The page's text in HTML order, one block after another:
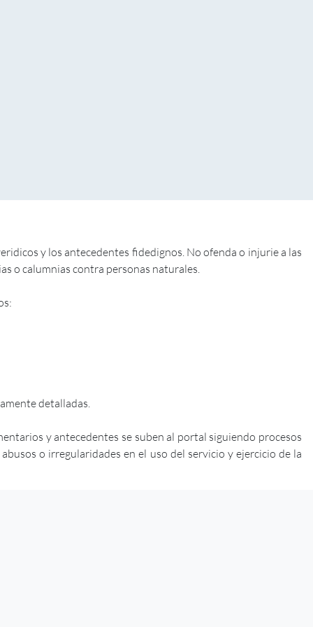
y los antecedentes fidedignos. No ofenda o injurie a las
o calumnias contra personas naturales.
detalladas.
y antecedentes se suben al portal siguiendo procesos
o irregularidades en el uso del servicio y ejercicio de la